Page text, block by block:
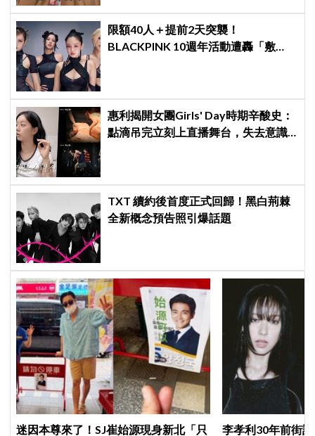
限額40人＋提前2天突襲！
BLACKPINK 10週年活動遭轟「敷
惠利揭開女團Girls' Day時期辛酸史：
點滴吊完立刻上直播舞台，失去意識
TXT 續約後首度正式回歸！黑白荊棘
全新概念預告照引爆話題
迷因本尊來了！SJ崔始源現身新北「只
李孝利30年前街